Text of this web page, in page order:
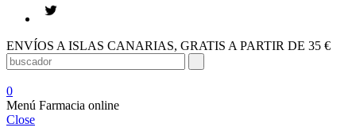
ENVÍOS A ISLAS CANARIAS, GRATIS A PARTIR DE 35 €
0
Menú Farmacia online
Close